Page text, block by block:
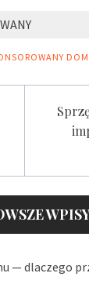
DOM
— dlaczego